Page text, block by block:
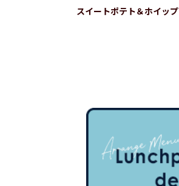
スイートポテト＆ホイップ